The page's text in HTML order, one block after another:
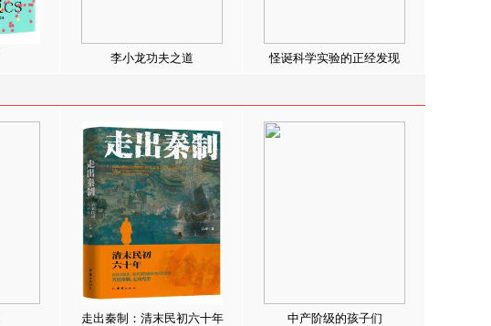
李小龙功夫之道 怪诞科学实验的正经发现
走出秦制：清末民初六十年 中产阶级的孩子们